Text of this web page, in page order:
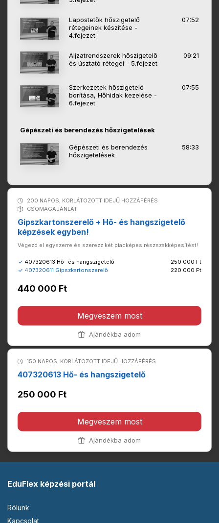
Lapostetők hőszigetelő
rétegeinek készítése -
4.fejezet
07:52
Aljzatrendszerek hőszigetelő
és úsztató rétegei - 5.fejezet
09:21
Szerkezetek hőszigetelő
borítása, Hőhidak kezelése -
6.fejezet
07:55
Gépészeti és berendezés hőszigetelések
Gépészeti és berendezés
hőszigetelések
58:33
200 NAPOS, KORLÁTOZOTT IDEJŰ HOZZÁFÉRÉS
CSOMAGAJÁNLAT
Gipszkartonszerelő + Hő- és hangszigetelő
képzések egyben!
Végezd el egyszerre és szerezz két piacképes részszakképesítést!
407320613 Hő- és hangszigetelő
250 000 Ft
407320611 Gipszkartonszerelő
220 000 Ft
440 000 Ft
Megveszem most
Ajándékba adom
150 NAPOS, KORLÁTOZOTT IDEJŰ HOZZÁFÉRÉS
407320613 Hő- és hangszigetelő
250 000 Ft
Megveszem most
Ajándékba adom
EduFlex képzési portál
Rólunk
Kapcsolat